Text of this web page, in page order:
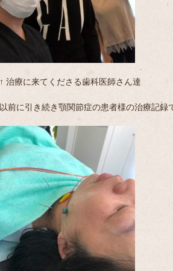
↑ 治療に来てくださる歯科医師さん達
以前に引き続き顎関節症の患者様の治療記録